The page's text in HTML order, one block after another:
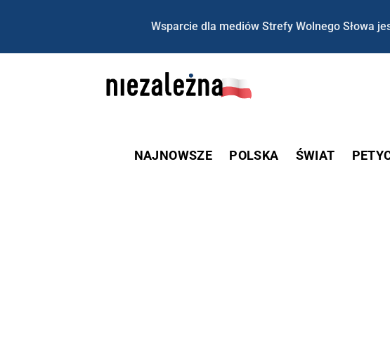
Wsparcie dla mediów Strefy Wolnego Słowa
NAJNOWSZE POLSKA ŚWIAT